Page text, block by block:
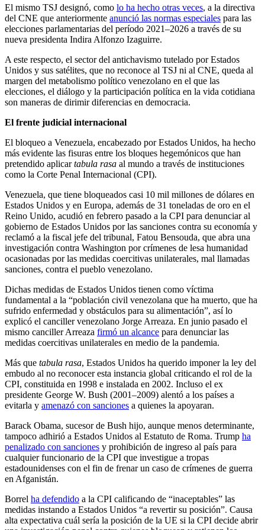
El mismo TSJ designó, como lo ha hecho otras veces, a la directiva
del CNE que anteriormente anunció las normas especiales para las
elecciones parlamentarias del período 2021–2026 a través de su
nueva presidenta Indira Alfonzo Izaguirre.
A este respecto, el sector del antichavismo tutelado por Estados
Unidos y sus satélites, que no reconoce al TSJ ni al CNE, queda al
margen del metabolismo político venezolano en el que las
elecciones, el diálogo y la participación política en la vida cotidiana
son maneras de dirimir diferencias en democracia.
El frente judicial internacional
El bloqueo a Venezuela, encabezado por Estados Unidos, ha hecho
más evidente las fisuras entre los bloques hegemónicos que han
pretendido aplicartabula rasa al mundo a través de instituciones
como la Corte Penal Internacional (CPI).
Venezuela, que tiene bloqueados casi 10 mil millones de dólares en
Estados Unidos y en Europa, además de 31 toneladas de oro en el
Reino Unido, acudió en febrero pasado a la CPI para denunciar al
gobierno de Estados Unidos por las sanciones contra su economía y
reclamó a la fiscal jefe del tribunal, Fatou Bensouda, que abra una
investigación contra Washington por crímenes de lesa humanidad
ocasionadas por las medidas coercitivas unilaterales, mal llamadas
sanciones, contra el pueblo venezolano.
Dichas medidas de Estados Unidos tienen como víctima
fundamental a la “población civil venezolana que ha muerto, que ha
sufrido enfermedad y obstáculos para su alimentación”, así lo
explicó el canciller venezolano Jorge Arreaza. En junio pasado el
mismo canciller Arreaza firmó un alcance para denunciar las
medidas coercitivas unilaterales en medio de la pandemia.
Más que tabula rasa, Estados Unidos ha querido imponer la ley del
embudo al no reconocer esta instancia global criticando el rol de la
CPI, constituida en 1998 e instalada en 2002. Incluso el ex
presidente George W. Bush (2001–2009) alentó a los países a
evitarla y amenazó con sanciones a quienes la apoyaran.
Barack Obama, sucesor de Bush hijo, aunque menos determinante,
tampoco adhirió a Estados Unidos al Estatuto de Roma. Trump ha
penalizado con sanciones y prohibición de ingreso al país para
cualquier funcionario de la CPI que investigue a tropas
estadounidenses con el fin de frenar un caso de crímenes de guerra
en Afganistán.
Borrel ha defendido a la CPI calificando de “inaceptables” las
medidas instando a Estados Unidos “a revertir su posición”. Causa
alta expectativa cuál sería la posición de la UE si la CPI decide abrir